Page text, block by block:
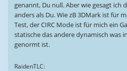
genannt, Du null. Aber wie gesagt ich
anders als Du. Wie zB 3DMark ist für
Test, der CIRC Mode ist für mich ein
statische das andere dynamisch was
genormt ist.
RaidenTLC: